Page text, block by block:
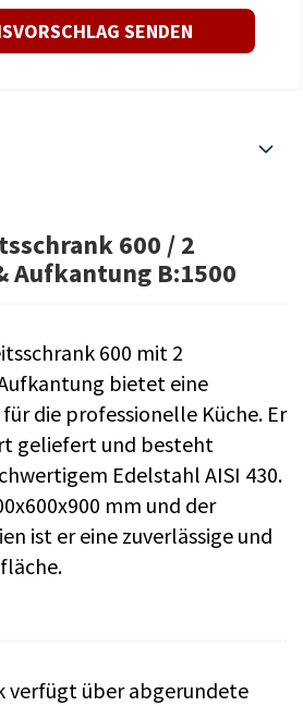
SENDEN
600 / 2
Aufkantung B:1500
600 mit 2
bietet eine
die professionelle Küche. Er
geliefert und besteht
Edelstahl AISI 430.
mm und der
ist er eine zuverlässige und
verfügt über abgerundete